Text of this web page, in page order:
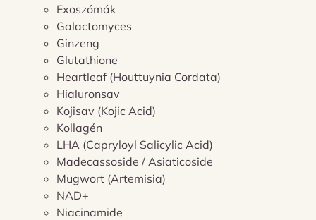
Exoszómák
Galactomyces
Ginzeng
Glutathione
Heartleaf (Houttuynia Cordata)
Hialuronsav
Kojisav (Kojic Acid)
Kollagén
LHA (Capryloyl Salicylic Acid)
Madecassoside / Asiaticoside
Mugwort (Artemisia)
NAD+
Niacinamide